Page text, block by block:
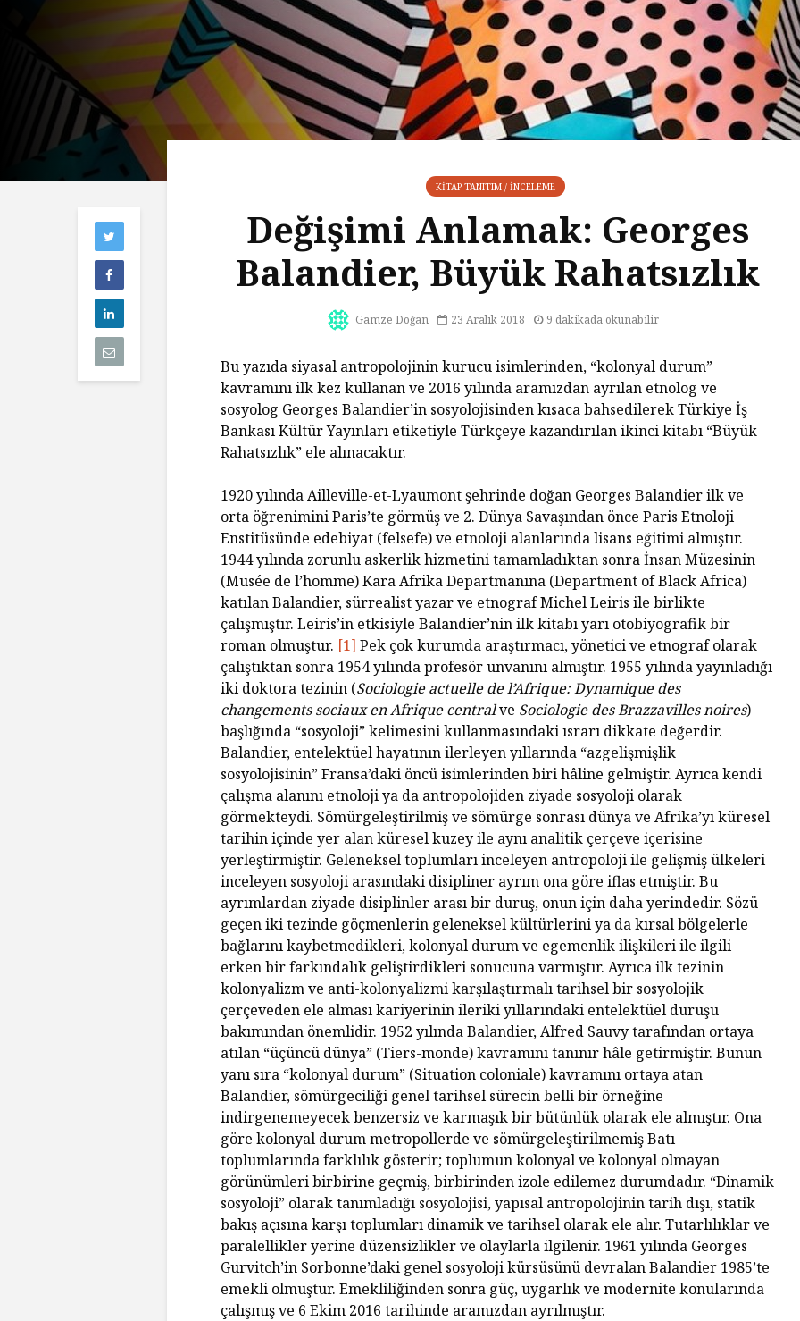
KITAP TANITIM / İNCELEME
Değişimi Anlamak: Georges
Balandier, Büyük Rahatsızlık
Gamze Doğan 23 Aralık 2018 9 dakikada okunabilir
Bu yazıda siyasal antropolojinin kurucu isimlerinden, “kolonyal durum”
kavramını ilk kez kullanan ve 2016 yılında aramızdan ayrılan etnolog ve
sosyolog Georges Balandier’in sosyolojisinden kısaca bahsedilerek Türkiye İş
Bankası Kültür Yayınları etiketiyle Türkçeye kazandırılan ikinci kitabı “Büyük
Rahatsızlık” ele alınacaktır.
1920 yılında Ailleville-et-Lyaumont şehrinde doğan Georges Balandier ilk ve
orta öğrenimini Paris’te görmüş ve 2. Dünya Savaşından önce Paris Etnoloji
Enstitüsünde edebiyat (felsefe) ve etnoloji alanlarında lisans eğitimi almıştır.
1944 yılında zorunlu askerlik hizmetini tamamladıktan sonra İnsan Müzesinin
(Musée de l’homme) Kara Afrika Departmanına (Department of Black Africa)
katılan Balandier, sürrealist yazar ve etnograf Michel Leiris ile birlikte
çalışmıştır. Leiris’in etkisiyle Balandier’nin ilk kitabı yarı otobiyografik bir
roman olmuştur. [1] Pek çok kurumda araştırmacı, yönetici ve etnograf olarak
çalıştıktan sonra 1954 yılında profesör unvanını almıştır. 1955 yılında yayınladığı
iki doktora tezinin (Sociologie actuelle de l’Afrique: Dynamique des
changements sociaux en Afrique centralve Sociologie des Brazzavilles noires)
başlığında “sosyoloji” kelimesini kullanmasındaki ısrarı dikkate değerdir.
Balandier, entelektüel hayatının ilerleyen yıllarında “azgelişmişlik
sosyolojisinin” Fransa’daki öncü isimlerinden biri hâline gelmiştir. Ayrıca kendi
çalışma alanını etnoloji ya da antropolojiden ziyade sosyoloji olarak
görmekteydi. Sömürgeleştirilmiş ve sömürge sonrası dünya ve Afrika’yı küresel
tarihin içinde yer alan küresel kuzey ile aynı analitik çerçeve içerisine
yerleştirmiştir. Geleneksel toplumları inceleyen antropoloji ile gelişmiş ülkeleri
inceleyen sosyoloji arasındaki disipliner ayrım ona göre iflas etmiştir. Bu
ayrımlardan ziyade disiplinler arası bir duruş, onun için daha yerindedir. Sözü
geçen iki tezinde göçmenlerin geleneksel kültürlerini ya da kırsal bölgelerle
bağlarını kaybetmedikleri, kolonyal durum ve egemenlik ilişkileri ile ilgili
erken bir farkındalık geliştirdikleri sonucuna varmıştır. Ayrıca ilk tezinin
kolonyalizm ve anti-kolonyalizmi karşılaştırmalı tarihsel bir sosyolojik
çerçeveden ele alması kariyerinin ileriki yıllarındaki entelektüel duruşu
bakımından önemlidir. 1952 yılında Balandier, Alfred Sauvy tarafından ortaya
atılan “üçüncü dünya” (Tiers-monde) kavramını tanınır hâle getirmiştir. Bunun
yanı sıra “kolonyal durum” (Situation coloniale) kavramını ortaya atan
Balandier, sömürgeciliği genel tarihsel sürecin belli bir örneğine
indirgenemeyecek benzersiz ve karmaşık bir bütünlük olarak ele almıştır. Ona
göre kolonyal durum metropollerde ve sömürgeleştirilmemiş Batı
toplumlarında farklılık gösterir; toplumun kolonyal ve kolonyal olmayan
görünümleri birbirine geçmiş, birbirinden izole edilemez durumdadır. “Dinamik
sosyoloji” olarak tanımladığı sosyolojisi, yapısal antropolojinin tarih dışı, statik
bakış açısına karşı toplumları dinamik ve tarihsel olarak ele alır. Tutarlılıklar ve
paralellikler yerine düzensizlikler ve olaylarla ilgilenir. 1961 yılında Georges
Gurvitch’in Sorbonne’daki genel sosyoloji kürsüsünü devralan Balandier 1985’te
emekli olmuştur. Emekliliğinden sonra güç, uygarlık ve modernite konularında
çalışmış ve 6 Ekim 2016 tarihinde aramızdan ayrılmıştır.
Tarihin Gölgesinde
Güney Afrika
Sevgi ve Kurban
Üzerine: Paskalya,
Yokluğun
Kutlamasıdır
‘Hayvan’ Neydi?
Ontoloji ve
Hoşnutsuzlukları
Habermas’ın
Ardından
Alexandre Kojève ve
Evrensel
Özgürleşme
Peter Singer ve Elli
Yıllık Hayvan
Özgürleşmesi
Hayatını Yaşamak
(Jean-Luc Godard,
1962)
İnançsız Umut: Bir
Teolojik Anlaşmazlık
Üzerine
Karl Marx Filozof
muydu?
Piyasa Odaklı Bir
Dünyada Felsefenin
Değeri
Değil:
Hiç
Albert